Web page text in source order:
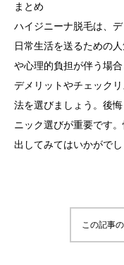
まとめ
ハイジニーナ脱毛は、
日常生活を送るための
や心理的負担が伴う場
デメリットやチェック
法を選びましょう。後
ニック選びが重要です
出してみてはいかがでし
この記事